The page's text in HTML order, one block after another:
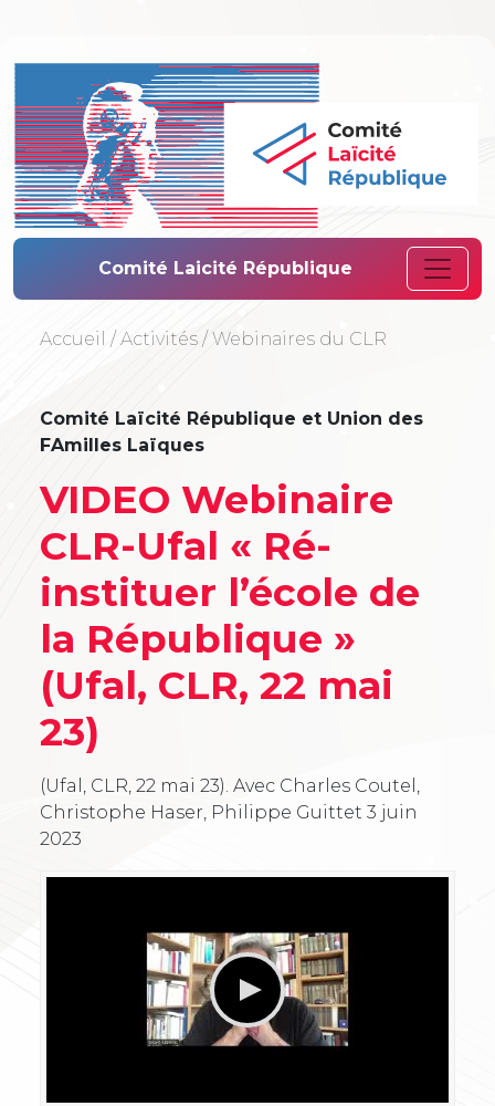
Comité Laïcité
Comité Laicité République
Accueil / Activités / Webinaires du CLR
Comité Laïcité République et Union des
FAmilles Laïques
VIDEO Webinaire
CLR-Ufal « Ré-
instituer l’école de
la République »
(Ufal, CLR, 22 mai
23)
(Ufal, CLR, 22 mai 23). Avec Charles Coutel,
Christophe Haser, Philippe Guittet 3 juin
2023